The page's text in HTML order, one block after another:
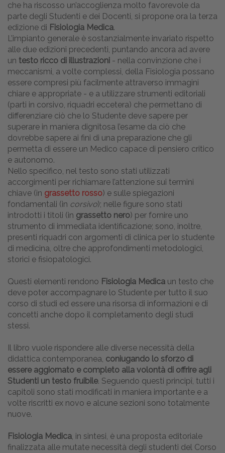
che ha riscosso un’accoglienza molto favorevole da
parte degli Studenti e dei Docenti, si propone ora la terza
edizione di Fisiologia Medica.
L’impianto generale è sostanzialmente invariato rispetto
alle due edizioni precedenti, puntando ancora ad avere
un testo ricco di illustrazioni - nella convinzione che i
meccanismi, a volte complessi, della Fisiologia possano
essere compresi più facilmente attraverso immagini
chiare e appropriate - e a utilizzare strumenti editoriali
(parti in corsivo, riquadri eccetera) che permettano di
differenziare ciò che lo Studente deve sapere per
superare in maniera dignitosa l’esame da ciò che
dovrebbe sapere ai fini di una preparazione che gli
permetta di essere un Medico capace di pensiero critico
e autonomo.
Nello specifico, nel testo sono stati utilizzati
accorgimenti per richiamare l’attenzione sui termini
chiave (in grassetto rosso) e sulle spiegazioni
fondamentali (in corsivo); nelle figure sono stati
introdotti i titoli (in grassetto nero) per fornire uno
strumento di immediata identificazione; sono, inoltre,
presenti riquadri con argomenti di clinica per lo studente
di medicina, oltre che approfondimenti metodologici,
storici e fisiopatologici.
Questi elementi rendono Fisiologia Medica un testo che
deve poter accompagnare lo Studente per tutto il suo
corso di studi ed essere una risorsa di informazioni e di
concetti anche dopo il completamento degli studi
stessi.
Il libro vuole rispondere alle diverse necessità della
didattica contemporanea, coniugando lo sforzo di
essere aggiornato e completo alla volontà di offrire agli
Studenti un testo fruibile. Seguendo questi principî, tutti i
capitoli sono stati modificati in maniera importante e a
volte riscritti ex novo e alcune sezioni sono totalmente
nuove.
Fisiologia Medica, in sintesi, è una proposta editoriale
finalizzata alle mutate necessità degli studenti del Corso